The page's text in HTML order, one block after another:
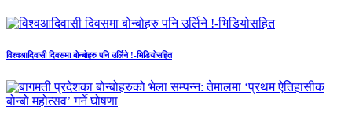
विश्वआदिवासी दिवसमा बोन्बोहरु पनि उर्लिने !-भिडियोसहित